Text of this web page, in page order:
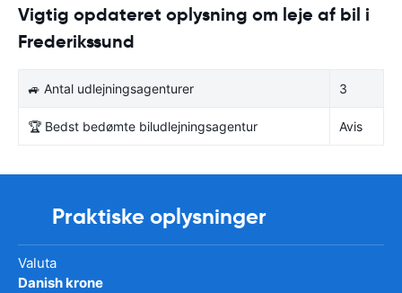
Vigtig opdateret oplysning om leje af bil i
Frederikssund
🚙 Antal udlejningsagenturer 3
🏆 Bedst bedømte biludlejningsagentur Avis
Praktiske oplysninger
Valuta
Danish krone